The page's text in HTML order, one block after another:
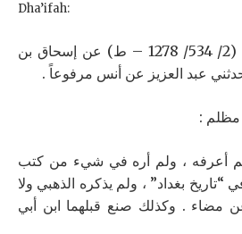
Dha’ifah:
منكر . أخرجه الأصبهاني (2/ 534/ 1278 – ط) عن إسحاق بن
عبد العزيز عن أنس مرفوعاً .
مظلم :
أعرفه ، ولم أره في شيء من كتب
“تاريخ بغداد” ، ولم يذكره الذهبي ولا
مضاء . وكذلك صنع قبلهما ابن أبي